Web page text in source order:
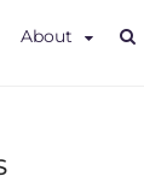
About